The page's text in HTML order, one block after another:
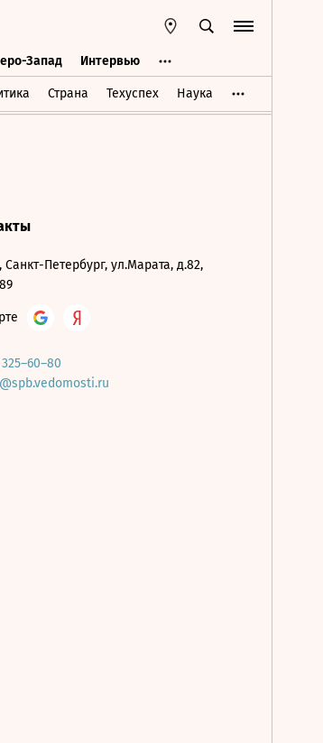
Запад Интервью
Страна Техуспех Наука
Запад Интервью
Санкт-Петербург, ул.Марата, д.82,
325–60–80